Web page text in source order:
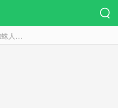
城市蜘蛛人英雄冬季版